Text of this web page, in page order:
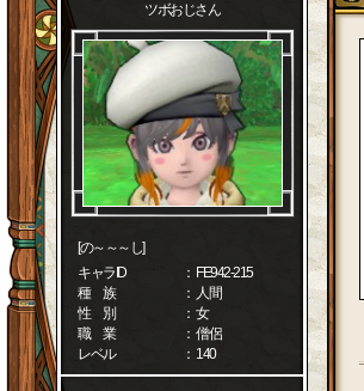
ツボおじさん
[の～～～し]
キャラID
： FE942-215
種 族
： 人間
性 別
： 女
職 業
： 僧侶
レベル
： 140